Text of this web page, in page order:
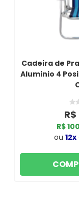
Cadeira de
Aluminio 4
R$
R$
ou 12x